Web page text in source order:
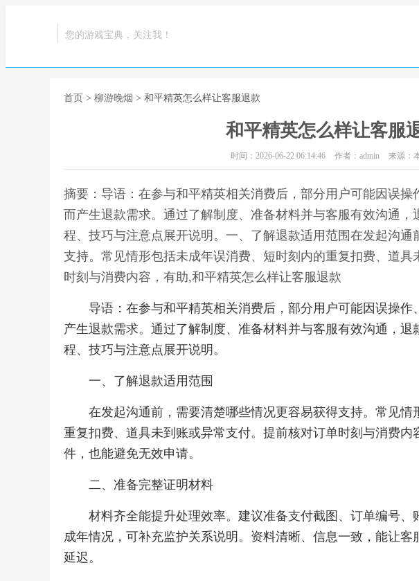
您的游戏宝典，关注我！
首页 > 柳游晚烟 > 和平精英怎么样让客服退款
和平精英怎么样让客服
时间：2026-06-22 06:14:46 作者：admin 来源：
摘要：导语：在参与和平精英相关消费后，部分用户可能因误操
而产生退款需求。通过了解制度、准备材料并与客服有效沟通
程、技巧与注意点展开说明。一、了解退款适用范围在发起沟
支持。常见情形包括未成年误消费、短时刻内的重复扣费、道
时刻与消费内容，有助,和平精英怎么样让客服退款
导语：在参与和平精英相关消费后，部分用户可能因误操
产生退款需求。通过了解制度、准备材料并与客服有效沟通，
程、技巧与注意点展开说明。
一、了解退款适用范围
在发起沟通前，需要清楚哪些情况更容易获得支持。常见
重复扣费、道具未到账或异常支付。提前核对订单时刻与消费内
件，也能避免无效申请。
二、准备完整证明材料
材料齐全能提升处理效率。建议准备支付截图、订单编号
成年情况，可补充监护关系说明。资料清晰、信息一致，能让
延迟。